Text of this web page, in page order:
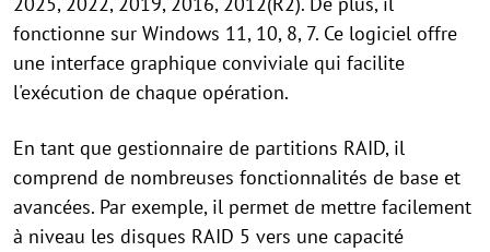
fonctionne sur Windows 11, 10, 8, 7. Ce logiciel offre
une interface graphique conviviale qui facilite
l'exécution de chaque opération.
En tant que gestionnaire de partitions RAID, il
comprend de nombreuses fonctionnalités de base et
avancées. Par exemple, il permet de mettre facilement
à niveau les disques RAID 5 vers une capacité